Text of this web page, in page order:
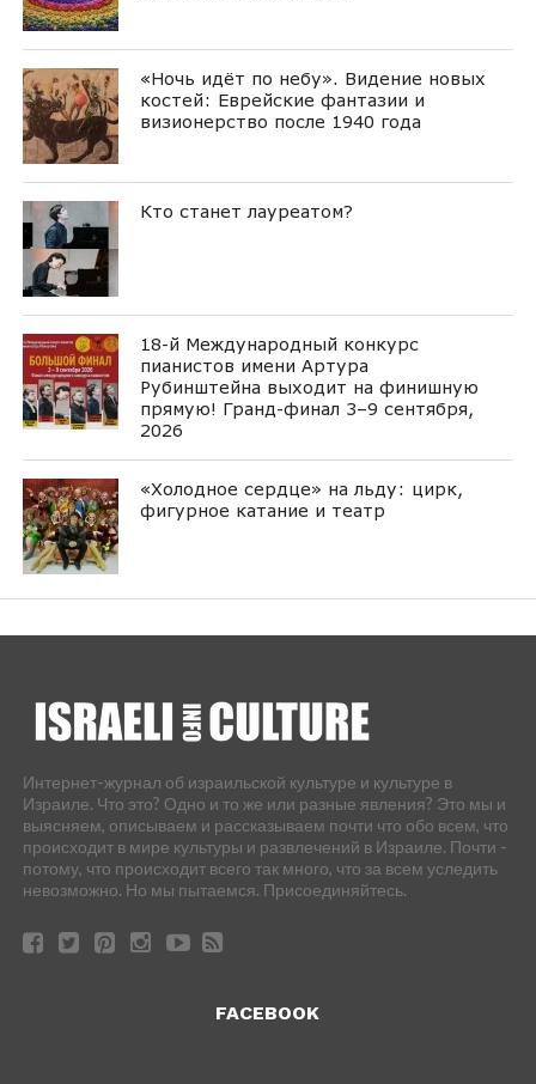
«Ночь идёт по небу». Видение новых
костей: Еврейские фантазии и
визионерство после 1940 года
Кто станет лауреатом?
18-й Международный конкурс
пианистов имени Артура
Рубинштейна выходит на финишную
прямую! Гранд-финал 3–9 сентября,
2026
«Холодное сердце» на льду: цирк,
фигурное катание и театр
Интернет-журнал об израильской культуре и культуре в
Израиле. Что это? Одно и то же или разные явления? Это мы и
выясняем, описываем и рассказываем почти что обо всем, что
происходит в мире культуры и развлечений в Израиле. Почти -
потому, что происходит всего так много, что за всем уследить
невозможно. Но мы пытаемся. Присоединяйтесь.
FACEBOOK